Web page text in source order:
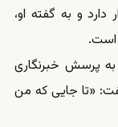
و به گفته او،
است.
پرسش خبرنگاری
«تا جایی که من